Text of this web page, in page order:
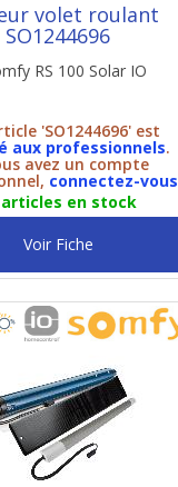
volet roulant
SO1244696
RS 100 Solar IO
'SO1244696' est
aux professionnels.
avez un compte
connectez-vous
articles en stock
Voir Fiche